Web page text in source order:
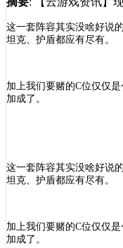
这一套阵容其实没啥好说
坦克、护盾都应有尽有。
加上我们要赌的C位仅仅
加成了。
这一套阵容其实没啥好说
坦克、护盾都应有尽有。
加上我们要赌的C位仅仅
加成了。